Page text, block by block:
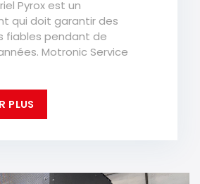
Pyrox est un
qui doit garantir des
fiables pendant de
Motronic Service
PLUS